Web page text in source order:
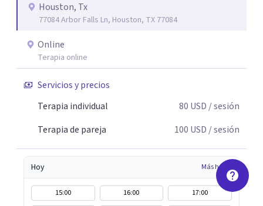
Houston, Tx
77084 Arbor Falls Ln, Houston, TX 77084
Online
Terapia online
Servicios y precios
Terapia individual
80 USD / sesión
Terapia de pareja
100 USD / sesión
Hoy Más horas
15:00 16:00 17:00